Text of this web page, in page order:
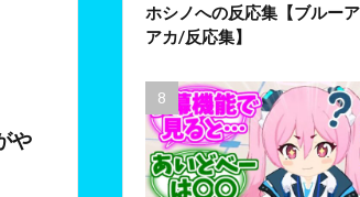
や
ホシノへの反応集【ブルー
アカ/反応集】